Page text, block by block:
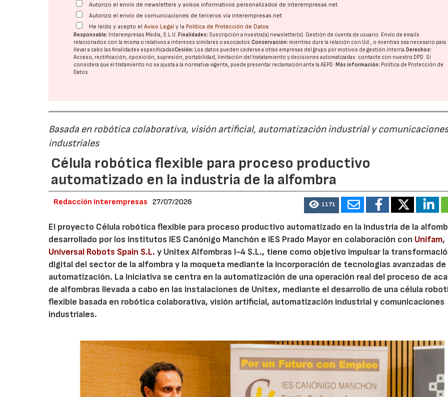
Autorizo el envío de newsletters y avisos informativos personalizados de interempresas.net
Autorizo el envío de comunicaciones de terceros vía interempresas.net
He leído y acepto elAviso Legal y la Política de Protección de Datos
Responsable: Interempresas Media, S.L.U.Finalidades: Suscripción a nuestra(s) newsletter(s). Gestión de cuenta de usuario. Envío de emails
relacionados con la misma o relativos a intereses similares o asociados.Conservación: mientras dure la relación con Ud., o mientras sea necesario para
llevar a cabo las finalidades especificadasCesión: Los datos pueden cederse a otras empresas del grupo por motivos de gestión interna.Derechos:
Acceso, rectificación, oposición, supresión, portabilidad, limitación del tratatamiento y decisiones automatizadas: contacte con nuestro DPD. Si
considera que el tratamiento no se ajusta a la normativa vigente, puede presentar reclamación ante laAEPD.Más información: Política de Protección de
Datos
Basada en robótica colaborativa, visión artificial, automatización industrial y
industriales
Célula robótica flexible para proceso productivo
automatizado en la industria de la alfombra
Redacción Interempresas 27/07/2026 1171
El proyecto Célula robótica flexible para proceso productivo automatizado en la industria de la
desarrollado por los institutos IES Canónigo Manchón e IES Prado Mayor en colaboración con Unifam,
Universal Robots Spain S.L. y Unitex Alfombras I-4 S.L., tiene como objetivo impulsar la
digital del sector de la alfombra y la moqueta mediante la incorporación de tecnologías avanzadas de
automatización. La iniciativa se centra en la automatización de una operación real del proceso de
de alfombras llevada a cabo en las instalaciones de Unitex, mediante el desarrollo de una célula
flexible basada en robótica colaborativa, visión artificial, automatización industrial y comunicaciones
industriales.